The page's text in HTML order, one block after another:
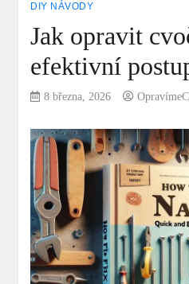
DIY NÁVODY
Jak opravit
efektivní
8 března, 2026